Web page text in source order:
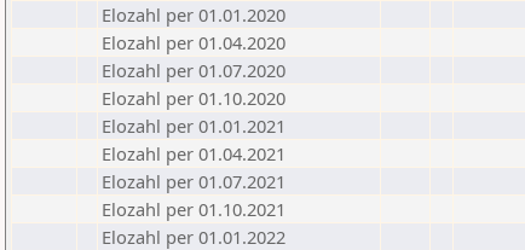
Elozahl per 01.01.2020
Elozahl per 01.04.2020
Elozahl per 01.07.2020
Elozahl per 01.10.2020
Elozahl per 01.01.2021
Elozahl per 01.04.2021
Elozahl per 01.07.2021
Elozahl per 01.10.2021
Elozahl per 01.01.2022